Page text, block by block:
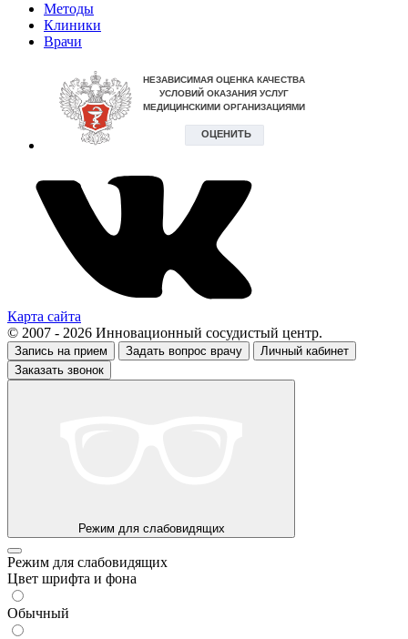
Методы
Клиники
Врачи
Карта сайта
© 2007 - 2026 Инновационный сосудистый центр.
Запись на прием Задать вопрос врачу
Личный кабинет
Заказать звонок
Режим для слабовидящих
Режим для слабовидящих
Цвет шрифта и фона
Обычный